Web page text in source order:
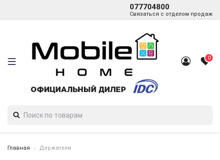
077704800
Связаться с отделом продаж
0
Главная Держатели